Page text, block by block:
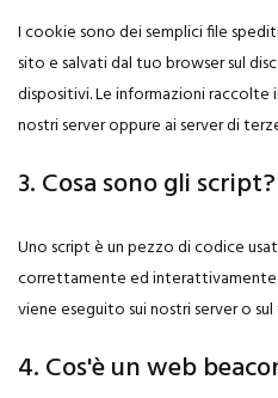
I cookie sono dei semplici file
sito e salvati dal tuo browser sul
dispositivi. Le informazioni raccolte
nostri server oppure ai server di
3. Cosa sono gli script?
Uno script è un pezzo di codice
correttamente ed
viene eseguito sui nostri server o
4. Cos'è un web